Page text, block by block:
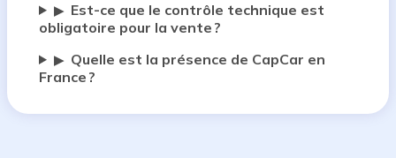
▶ Est-ce que le contrôle technique est
obligatoire pour la vente ?
▶ Quelle est la présence de CapCar en
France ?